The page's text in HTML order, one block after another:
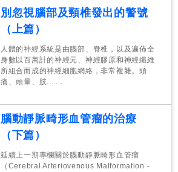
別忽視腦部及頸椎發出的警號
（上篇）
人體的神經系統是由腦部、脊椎，以及遍佈全
身數以百萬計的神經元、神經膠原和神經纖維
所組合而成的神經細胞網絡，非常複雜。頭
痛、頭暈、肢.......
腦動靜脈畸形血管瘤的治療
（下篇）
延續上一期專欄關於腦動靜脈畸形血管瘤
（Cerebral Arteriovenous Malformation -